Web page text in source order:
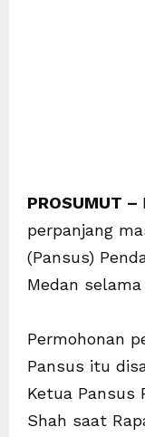
PROSUMUT –
perpanjang
(Pansus)
Medan
Permohonan
Pansus itu
Ketua Pansus
Shah saat